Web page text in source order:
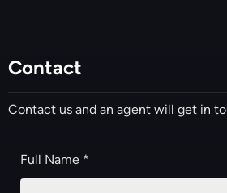
Contact
Contact us and an agent will get in
Full Name *